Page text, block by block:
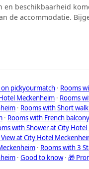
en beschikbaarheid
de accommodatie.
pickyourmatch · Rooms
Meckenheim · Rooms
· Rooms with Short
· Rooms with French
with Shower at City
at City Hotel
· Rooms with 3
· Good to know· 🎁